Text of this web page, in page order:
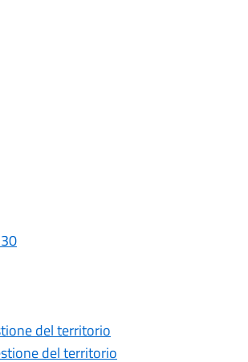
del territorio
del territorio